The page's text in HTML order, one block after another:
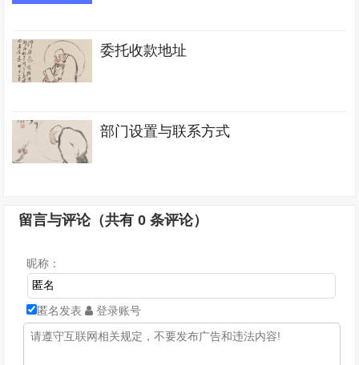
委托收款地址
部门设置与联系方式
留言与评论（共有0 条评论）
昵称：
匿名发表 登录账号